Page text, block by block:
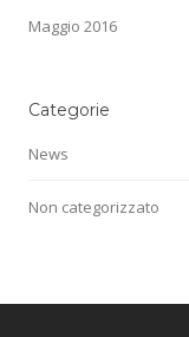
Maggio 2016
Categorie
News
Non categorizzato